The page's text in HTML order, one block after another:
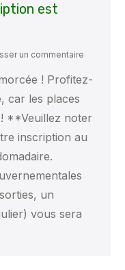
est
un commentaire
! Profitez-
car les places
**Veuillez noter
inscription au
un
vous sera